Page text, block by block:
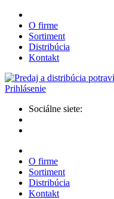
O firme
Sortiment
Distribúcia
Kontakt
Prihlásenie
Sociálne siete:
O firme
Sortiment
Distribúcia
Kontakt